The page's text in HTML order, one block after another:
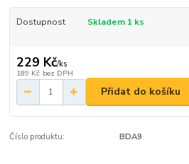
Dostupnost Skladem 1 ks
229 Kč/ks
189 Kč bez DPH
Přidat do košíku
Číslo produktu: BDA9